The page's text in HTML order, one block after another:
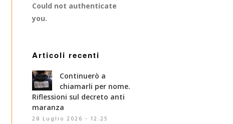
Could not authenticate
you.
Articoli recenti
Continuerò a
chiamarli per nome.
Riflessioni sul decreto anti
maranza
28 Luglio 2026 - 12:25